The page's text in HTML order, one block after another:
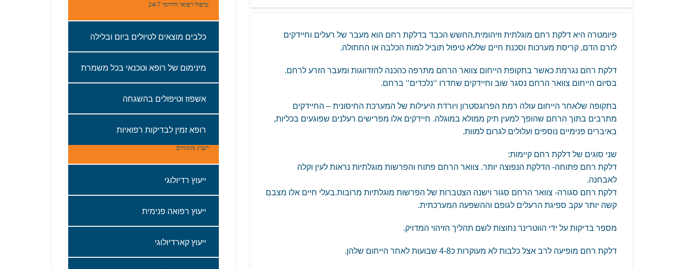
פיומטרה היא דלקת רחם מוגלתית וזיהומית.החשש הכבד בדלקת רחם הוא מעבר של רעלים וחיידקים
לזרם הדם, קריסת מערכות וסכנת חיים שללא טיפול תוביל למות הכלבה או החתולה.
דלקת רחם נגרמת כאשר בתקופת הייחום צוואר הרחם מתרפה כהכנה להזדווגות ומעבר הזרע לרחם.
בסיום הייחום צוואר הרחם נסגר שוב וחיידקים שחדרו ‘‘נלכדים‘‘ ברחם.
בתקופה שלאחר הייחום עולה רמת הפרוגסטרון ויורדת היעילות של המערכת החיסונית – החיידקים
מתרבים בתוך הרחם שהופך למעין תיק ממולא במוגלה. חיידקים אלו מפרישים רעלנים שפוגעים בכליות,
באיברים פנימיים נוספים ועלולים לגרום למוות.
שני סוגים של דלקת רחם קיימות:
דלקת רחם פתוחה- הדלקת הנפוצה יותר. צוואר הרחם פתוח והפרשות מוגלתיות נראות לעין וקלה
לאבחנה.
דלקת רחם סגורה- צוואר הרחם סגור וישנה הצטברות של הפרשות מוגלתיות מרובות.בעלי חיים אלו מצבם
קשה יותר עקב ספיגת הרעלים לגופם וההשפעה המערכתית.
מספר בדיקות על ידי הווטרינר נחוצות לשם תהליך הזיהוי המדויק.
דלקת רחם מופיעה לרב אצל כלבות לא מעוקרות כ4-8 שבועות לאחר הייחום שלהן.
טיפול רפואי חירומי 24/7
כלבים‭ ‬מוצאים‭ ‬לטיולים‭ ‬ביום‭ ‬ובלילה
מינימום‭ ‬של‭ ‬רופא‭ ‬וטכנאי‭ ‬בכל‭ ‬משמרת
אשפוז‭ ‬וטיפולים‭ ‬בהשגחה‭ ‬
רופא‭ ‬זמין‭ ‬לבדיקות‭ ‬רפואיות
ייעוץ מומחים
ייעוץ רדיולוגי
‬ייעוץ‭ ‬רפואה‭ ‬פנימית
ייעוץ‭ ‬קארדיולוגי